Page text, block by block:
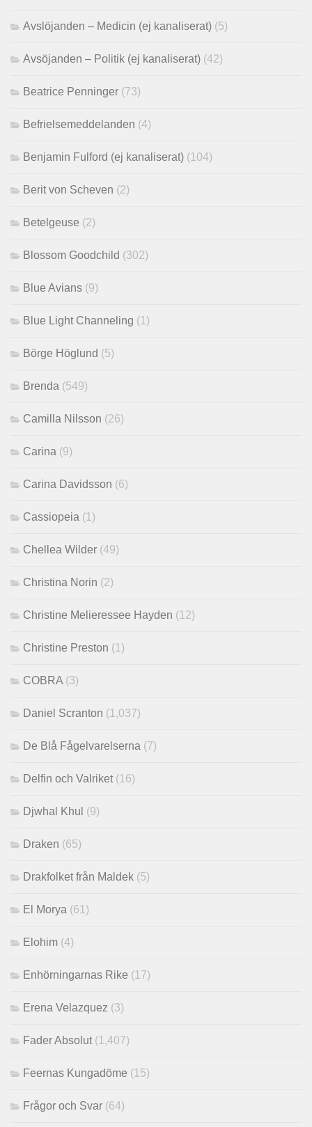
Avslöjanden – Medicin (ej kanaliserat) (5)
Avsöjanden – Politik (ej kanaliserat) (42)
Beatrice Penninger (73)
Befrielsemeddelanden (4)
Benjamin Fulford (ej kanaliserat) (104)
Berit von Scheven (2)
Betelgeuse (2)
Blossom Goodchild (302)
Blue Avians (9)
Blue Light Channeling (1)
Börge Höglund (5)
Brenda (549)
Camilla Nilsson (26)
Carina (9)
Carina Davidsson (6)
Cassiopeia (1)
Chellea Wilder (49)
Christina Norin (2)
Christine Melieressee Hayden (12)
Christine Preston (1)
COBRA (3)
Daniel Scranton (1,037)
De Blå Fågelvarelserna (7)
Delfin och Valriket (16)
Djwhal Khul (9)
Draken (65)
Drakfolket från Maldek (5)
El Morya (61)
Elohim (4)
Enhörningarnas Rike (17)
Erena Velazquez (3)
Fader Absolut (1,407)
Feernas Kungadöme (15)
Frågor och Svar (64)